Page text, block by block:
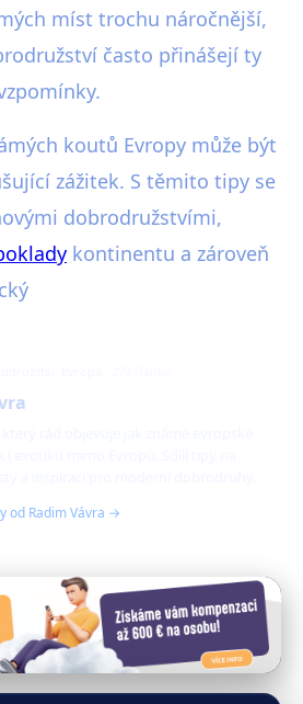
míst trochu náročnější,
často přinášejí ty
koutů Evropy může být
zážitek. S těmito tipy se
dobrodružstvími,
kontinentu a zároveň
od Radim Vávra →